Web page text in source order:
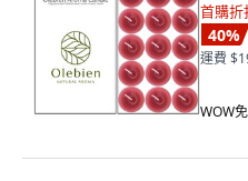
首購折
40%
運費
WOW